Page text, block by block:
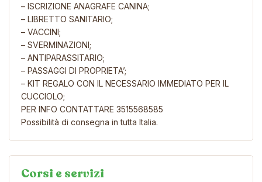
– ISCRIZIONE ANAGRAFE CANINA;
– LIBRETTO SANITARIO;
– VACCINI;
– SVERMINAZIONI;
– ANTIPARASSITARIO;
– PASSAGGI DI PROPRIETA’;
– KIT REGALO CON IL NECESSARIO IMMEDIATO PER IL
CUCCIOLO;
PER INFO CONTATTARE 3515568585
Possibilità di consegna in tutta Italia.
Corsi e servizi